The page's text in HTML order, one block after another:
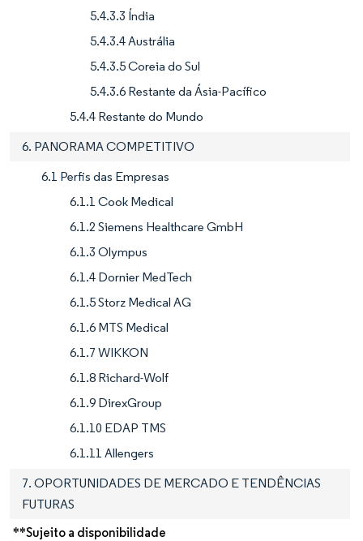
5.4.3.3 Índia
5.4.3.4 Austrália
5.4.3.5 Coreia do Sul
5.4.3.6 Restante da Ásia-Pacífico
5.4.4 Restante do Mundo
6. PANORAMA COMPETITIVO
6.1 Perfis das Empresas
6.1.1 Cook Medical
6.1.2 Siemens Healthcare GmbH
6.1.3 Olympus
6.1.4 Dornier MedTech
6.1.5 Storz Medical AG
6.1.6 MTS Medical
6.1.7 WIKKON
6.1.8 Richard-Wolf
6.1.9 DirexGroup
6.1.10 EDAP TMS
6.1.11 Allengers
7. OPORTUNIDADES DE MERCADO E TENDÊNCIAS
FUTURAS
**Sujeito a disponibilidade